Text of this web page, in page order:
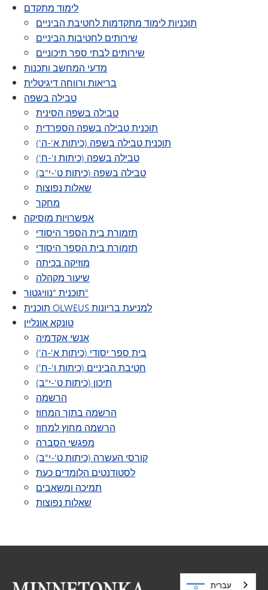
לימוד מתקדם
תוכניות לימוד מתקדמות לחטיבת הביניים
שירותים לחטיבות הביניים
שירותים לבתי ספר תיכוניים
מדעי המחשב ותכנות
בריאות ורווחה דיגיטלית
טבילה בשפה
טבילה בשפה הסינית
תוכנית טבילה בשפה הספרדית
תוכנית טבילה בשפה (כיתות א'-ה')
טבילה בשפה (כיתות ו'-ח')
טבילה בשפה (כיתות ט'-י"ב)
שאלות נפוצות
מחקר
אפשרויות מוסיקה
תזמורת בית הספר היסודי
תזמורת בית הספר היסודי
מוזיקה בכיתה
שיעור מקהלה
תוכנית "נוויגטור"
תוכנית OLWEUS למניעת בריונות
טונקא אונליין
אנשי אקדמיה
בית ספר יסודי (כיתות א'-ה')
חטיבת הביניים (כיתות ו'-ח')
תיכון (כיתות ט'-י"ב)
הרשמה
הרשמה בתוך המחוז
הרשמה מחוץ למחוז
מפגשי הסברה
קורסי העשרה (כיתות ט'-י"ב)
לסטודנטים הלומדים כעת
תמיכה ומשאבים
שאלות נפוצות
עברית